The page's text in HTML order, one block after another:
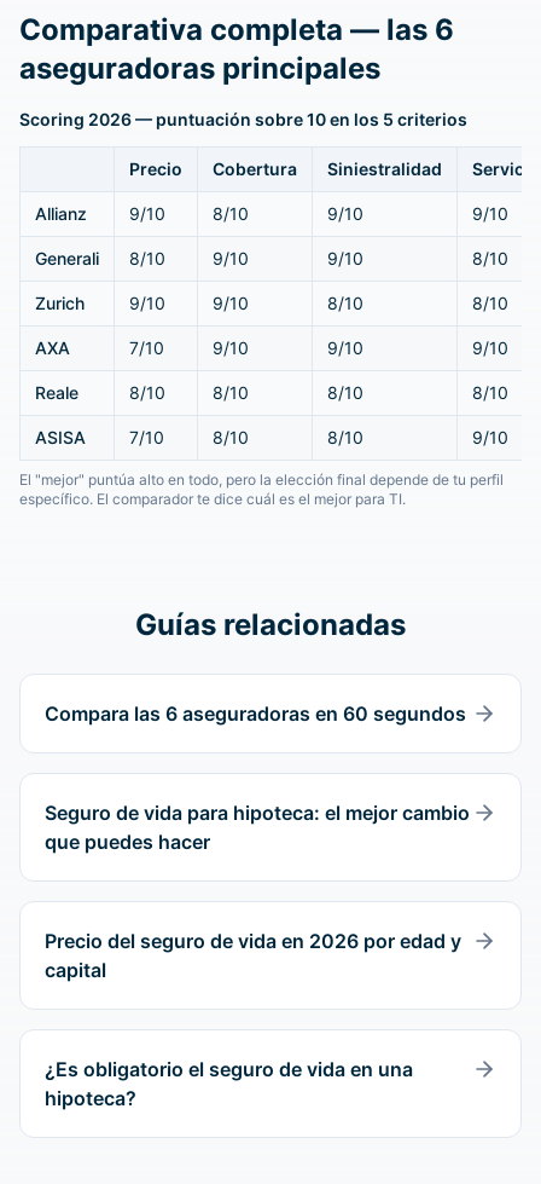
Comparativa completa — las 6
aseguradoras principales
Scoring 2026 — puntuación sobre 10 en los 5 criterios
Precio Cobertura Siniestralidad Servicio
Allianz 9/10 8/10 9/10 9/10
Generali 8/10 9/10 9/10 8/10
Zurich 9/10 9/10 8/10 8/10
AXA 7/10 9/10 9/10 9/10
Reale 8/10 8/10 8/10 8/10
ASISA 7/10 8/10 8/10 9/10
El "mejor" puntúa alto en todo, pero la elección final depende de tu perfil
específico. El comparador te dice cuál es el mejor para TI.
Guías relacionadas
Compara las 6 aseguradoras en 60 segundos
Seguro de vida para hipoteca: el mejor cambio
que puedes hacer
Precio del seguro de vida en 2026 por edad y
capital
¿Es obligatorio el seguro de vida en una
hipoteca?